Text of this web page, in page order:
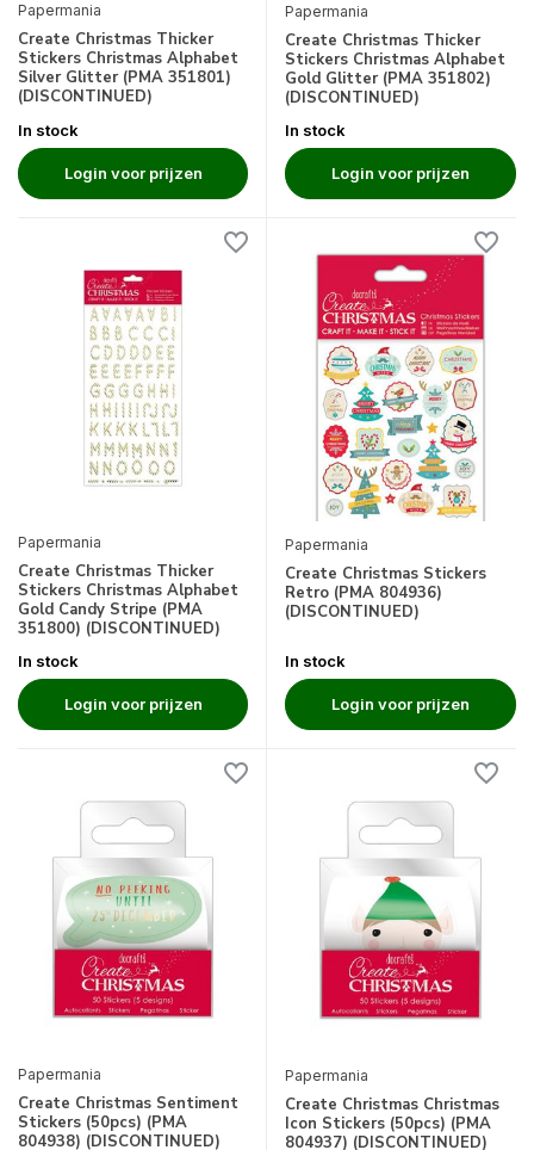
Papermania
Create Christmas Thicker
Stickers Christmas Alphabet
Silver Glitter (PMA 351801)
(DISCONTINUED)
In stock
Login voor prijzen
Papermania
Create Christmas Thicker
Stickers Christmas Alphabet
Gold Glitter (PMA 351802)
(DISCONTINUED)
In stock
Login voor prijzen
Papermania
Create Christmas Thicker
Stickers Christmas Alphabet
Gold Candy Stripe (PMA
351800) (DISCONTINUED)
In stock
Login voor prijzen
Papermania
Create Christmas Stickers
Retro (PMA 804936)
(DISCONTINUED)
In stock
Login voor prijzen
Papermania
Create Christmas Sentiment
Stickers (50pcs) (PMA
804938) (DISCONTINUED)
Papermania
Create Christmas Christmas
Icon Stickers (50pcs) (PMA
804937) (DISCONTINUED)